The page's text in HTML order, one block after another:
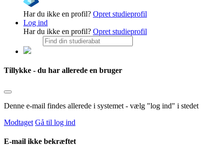
Har du ikke en profil? Opret studieprofil
Log ind
Har du ikke en profil? Opret studieprofil
Tillykke - du har allerede en bruger
Denne e-mail findes allerede i systemet - vælg "log ind" i stedet
Modtaget Gå til log ind
E-mail ikke bekræftet